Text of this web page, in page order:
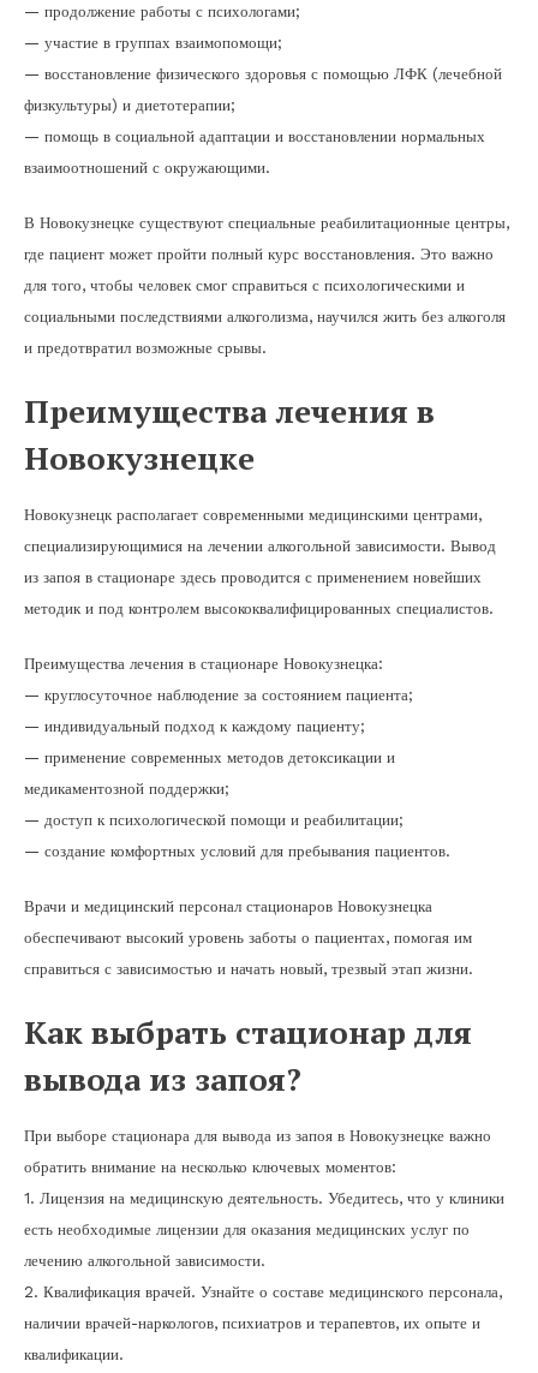
— продолжение работы с психологами;
— участие в группах взаимопомощи;
— восстановление физического здоровья с помощью ЛФК (лечебной
физкультуры) и диетотерапии;
— помощь в социальной адаптации и восстановлении нормальных
взаимоотношений с окружающими.
В Новокузнецке существуют специальные реабилитационные центры,
где пациент может пройти полный курс восстановления. Это важно
для того, чтобы человек смог справиться с психологическими и
социальными последствиями алкоголизма, научился жить без алкоголя
и предотвратил возможные срывы.
Преимущества лечения в
Новокузнецке
Новокузнецк располагает современными медицинскими центрами,
специализирующимися на лечении алкогольной зависимости. Вывод
из запоя в стационаре здесь проводится с применением новейших
методик и под контролем высококвалифицированных специалистов.
Преимущества лечения в стационаре Новокузнецка:
— круглосуточное наблюдение за состоянием пациента;
— индивидуальный подход к каждому пациенту;
— применение современных методов детоксикации и
медикаментозной поддержки;
— доступ к психологической помощи и реабилитации;
— создание комфортных условий для пребывания пациентов.
Врачи и медицинский персонал стационаров Новокузнецка
обеспечивают высокий уровень заботы о пациентах, помогая им
справиться с зависимостью и начать новый, трезвый этап жизни.
Как выбрать стационар для
вывода из запоя?
При выборе стационара для вывода из запоя в Новокузнецке важно
обратить внимание на несколько ключевых моментов:
1. Лицензия на медицинскую деятельность. Убедитесь, что у клиники
есть необходимые лицензии для оказания медицинских услуг по
лечению алкогольной зависимости.
2. Квалификация врачей. Узнайте о составе медицинского персонала,
наличии врачей-наркологов, психиатров и терапевтов, их опыте и
квалификации.